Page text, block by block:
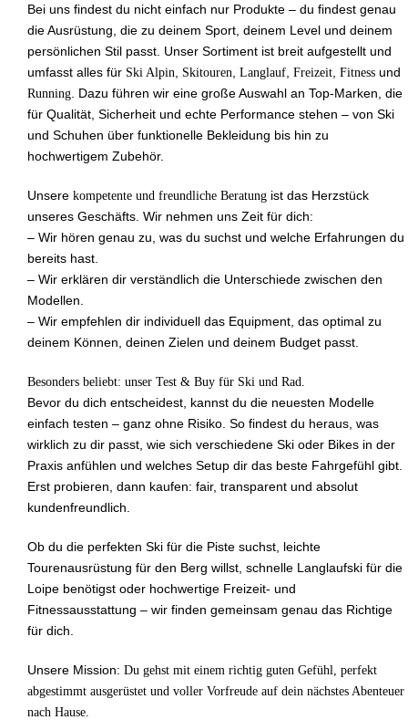
Bei uns findest du nicht einfach nur Produkte – du findest genau
die Ausrüstung, die zu deinem Sport, deinem Level und deinem
persönlichen Stil passt. Unser Sortiment ist breit aufgestellt und
umfasst alles für Ski Alpin Skitouren Langlauf Freizeit Fitness und
Running . Dazu führen wir eine große Auswahl an Top-Marken, die
für Qualität, Sicherheit und echte Performance stehen – von Ski
und Schuhen über funktionelle Bekleidung bis hin zu
hochwertigem Zubehör.
Unsere kompetente und freundliche Beratung ist das Herzstück
unseres Geschäfts. Wir nehmen uns Zeit für dich:
– Wir hören genau zu, was du suchst und welche Erfahrungen du
bereits hast.
– Wir erklären dir verständlich die Unterschiede zwischen den
Modellen.
– Wir empfehlen dir individuell das Equipment, das optimal zu
deinem Können, deinen Zielen und deinem Budget passt.
Besonders beliebt: unser Test & Buy für Ski und Rad.
Bevor du dich entscheidest, kannst du die neuesten Modelle
einfach testen – ganz ohne Risiko. So findest du heraus, was
wirklich zu dir passt, wie sich verschiedene Ski oder Bikes in der
Praxis anfühlen und welches Setup dir das beste Fahrgefühl gibt.
Erst probieren, dann kaufen: fair, transparent und absolut
kundenfreundlich.
Ob du die perfekten Ski für die Piste suchst, leichte
Tourenausrüstung für den Berg willst, schnelle Langlaufski für die
Loipe benötigst oder hochwertige Freizeit- und
Fitnessausstattung – wir finden gemeinsam genau das Richtige
für dich.
Unsere Mission: Du gehst mit einem richtig guten Gefühl, perfekt
abgestimmt ausgerüstet und voller Vorfreude auf dein nächstes Abenteuer
nach Hause.